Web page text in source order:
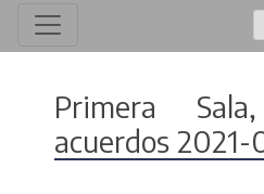
Primera
acuerdos 2021-